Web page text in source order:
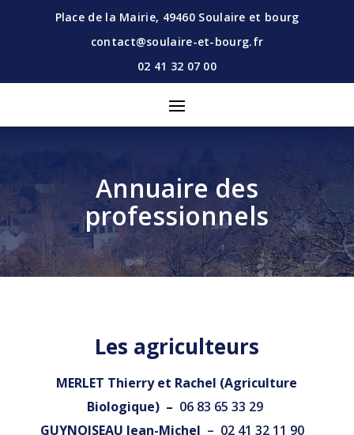
Place de la Mairie, 49460 Soulaire et bourg
contact@soulaire-et-bourg.fr
02 41 32 07 00
Annuaire des
professionnels
Les agriculteurs
MERLET Thierry et Rachel (Agriculture
Biologique) – 06 83 65 33 29
GUYNOISEAU Jean-Michel – 02 41 32 11 90